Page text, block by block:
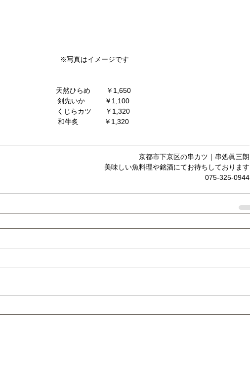
※写真はイメージです
天然ひらめ　　 ￥1,650
剣先いか          ￥1,100
くじらカツ       ￥1,320
和牛炙             ￥1,320
京都市下京区の串カツ｜串処眞三朗
美味しい魚料理や銘酒にてお待ちしております
075-325-0944